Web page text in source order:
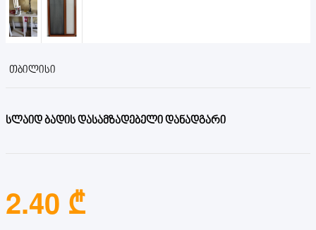
ᲗᲑᲘᲚᲘᲡᲘ
სლაიდ ბადის დასამზადებელი დანადგარი
2.40 ₾